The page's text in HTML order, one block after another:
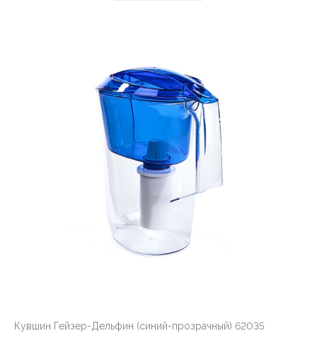
Кувшин Гейзер-Дельфин (синий-прозрачный) 62035